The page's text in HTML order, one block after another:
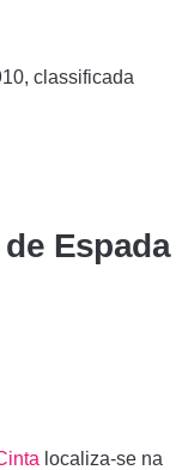
classificada
Espada
localiza-se na